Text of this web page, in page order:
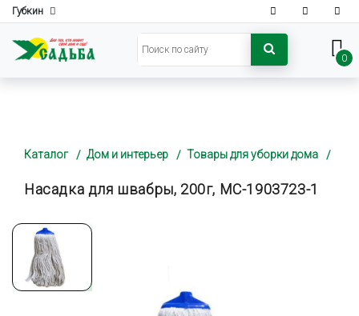
Губкин
0
Каталог Дом и интерьер Товары для уборки дома
Насадка для швабры, 200г, MC-1903723-1